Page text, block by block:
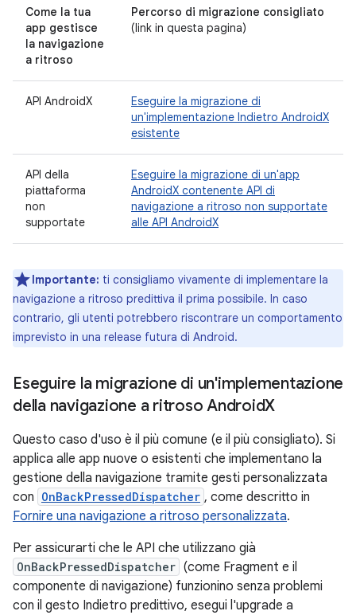
Come la tua
app gestisce
la navigazione
a ritroso
Percorso di migrazione consigliato
(link in questa pagina)
API AndroidX
Eseguire la migrazione di
un'implementazione Indietro AndroidX
esistente
API della
piattaforma
non
supportate
Eseguire la migrazione di un'app
AndroidX contenente API di
navigazione a ritroso non supportate
alle API AndroidX
Importante: ti consigliamo vivamente di implementare la
navigazione a ritroso predittiva il prima possibile. In caso
contrario, gli utenti potrebbero riscontrare un comportamento
imprevisto in una release futura di Android.
Eseguire la migrazione di un'implementazione
della navigazione a ritroso AndroidX
Questo caso d'uso è il più comune (e il più consigliato). Si
applica alle app nuove o esistenti che implementano la
gestione della navigazione tramite gesti personalizzata
con OnBackPressedDispatcher , come descritto in
Fornire una navigazione a ritroso personalizzata.
Per assicurarti che le API che utilizzano già
OnBackPressedDispatcher (come Fragment e il
componente di navigazione) funzionino senza problemi
con il gesto Indietro predittivo, esegui l'upgrade a